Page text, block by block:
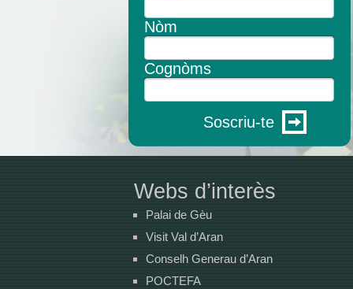
Nòm
Cognòms
Soscriu-te
Webs d’interès
Palai de Gèu
Visit Val d’Aran
Conselh Generau d’Aran
POCTEFA